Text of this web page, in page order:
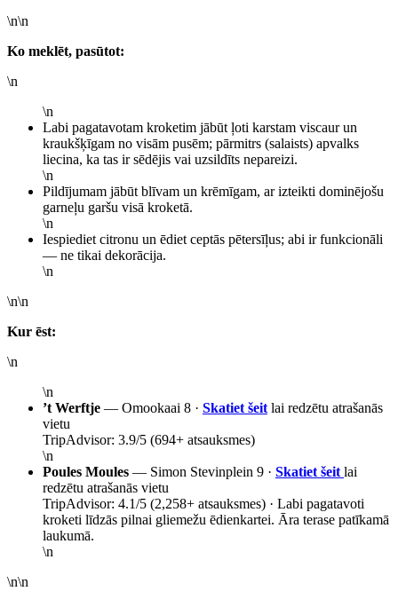
\n\n
Ko meklēt, pasūtot:
\n
\n
Labi pagatavotam kroketim jābūt ļoti karstam viscaur un
kraukšķīgam no visām pusēm; pārmitrs (salaists) apvalks
liecina, ka tas ir sēdējis vai uzsildīts nepareizi.
\n
Pildījumam jābūt blīvam un krēmīgam, ar izteikti dominējošu
garneļu garšu visā kroketā.
\n
Iespiediet citronu un ēdiet ceptās pētersīļus; abi ir funkcionāli
— ne tikai dekorācija.
\n
\n\n
Kur ēst:
\n
\n
’t Werftje — Omookaai 8 · Skatiet šeitlai redzētu atrašanās
vietu
TripAdvisor: 3.9/5 (694+ atsauksmes)
\n
Poules Moules — Simon Stevinplein 9 · Skatiet šeitlai
redzētu atrašanās vietu
TripAdvisor: 4.1/5 (2,258+ atsauksmes) · Labi pagatavoti
kroketi līdzās pilnai gliemežu ēdienkartei. Āra terase patīkamā
laukumā.
\n
\n\n